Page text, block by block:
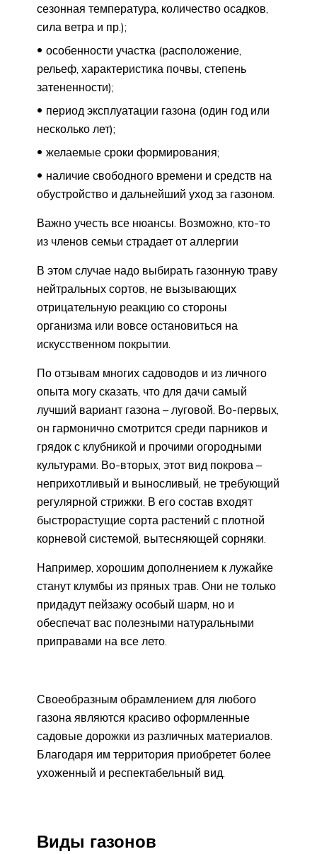
сезонная температура, количество осадков,
сила ветра и пр.);
особенности участка (расположение,
рельеф, характеристика почвы, степень
затененности);
период эксплуатации газона (один год или
несколько лет);
желаемые сроки формирования;
наличие свободного времени и средств на
обустройство и дальнейший уход за газоном.
Важно учесть все нюансы. Возможно, кто-то
из членов семьи страдает от аллергии
В этом случае надо выбирать газонную траву
нейтральных сортов, не вызывающих
отрицательную реакцию со стороны
организма или вовсе остановиться на
искусственном покрытии.
По отзывам многих садоводов и из личного
опыта могу сказать, что для дачи самый
лучший вариант газона – луговой. Во-первых,
он гармонично смотрится среди парников и
грядок с клубникой и прочими огородными
культурами. Во-вторых, этот вид покрова –
неприхотливый и выносливый, не требующий
регулярной стрижки. В его состав входят
быстрорастущие сорта растений с плотной
корневой системой, вытесняющей сорняки.
Например, хорошим дополнением к лужайке
станут клумбы из пряных трав. Они не только
придадут пейзажу особый шарм, но и
обеспечат вас полезными натуральными
приправами на все лето.
Своеобразным обрамлением для любого
газона являются красиво оформленные
садовые дорожки из различных материалов.
Благодаря им территория приобретет более
ухоженный и респектабельный вид.
Виды газонов